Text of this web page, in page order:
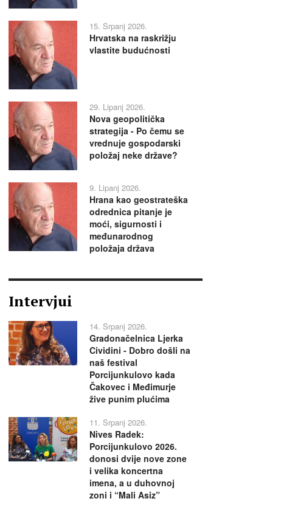
15. Srpanj 2026.
Hrvatska na raskrižju
vlastite budućnosti
29. Lipanj 2026.
Nova geopolitička
strategija - Po čemu se
vrednuje gospodarski
položaj neke države?
9. Lipanj 2026.
Hrana kao geostrateška
odrednica pitanje je
moći, sigurnosti i
međunarodnog
položaja država
Intervjui
14. Srpanj 2026.
Gradonačelnica Ljerka
Cividini - Dobro došli na
naš festival
Porcijunkulovo kada
Čakovec i Međimurje
žive punim plućima
11. Srpanj 2026.
Nives Radek:
Porcijunkulovo 2026.
donosi dvije nove zone
i velika koncertna
imena, a u duhovnoj
zoni i “Mali Asiz”